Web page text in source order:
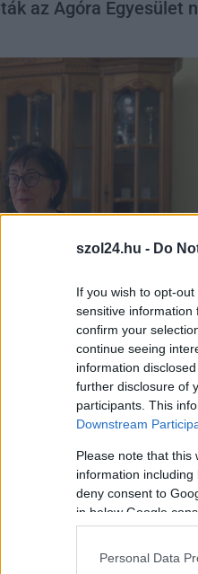
szol24.hu - Do
If you wish to opt-
sensitive information
confirm your
continue seeing
information
further disclosure of
participants. This
Downstream
Please note that this
information
deny consent to
in below Google
Personal Data
az Agóra Egyesület
elektroligyár,elektrolit ,